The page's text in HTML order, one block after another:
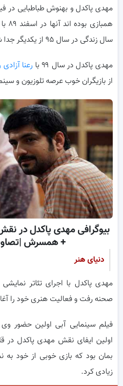
مهدی پاکدل و بهنوش طباطبایی در
سال زندگی در سال ۹۵ از یکدیگر جدا شدند.
مهدی پاکدل در سال ۹۹ با رعنا آزادی
از بازیگران خوب عرصه تلوزیون و
بیوگرافی مهدی پاکدل در
+ همسرش
دنیای هنر
مهدی پاکدل با اجرای تئاتر
صحنه رفت و فعالیت هنری خود را
اولین ایفای نقش مهدی پاکدل در
بمان بود که بازی خوبی از خود
زیادی کرد.